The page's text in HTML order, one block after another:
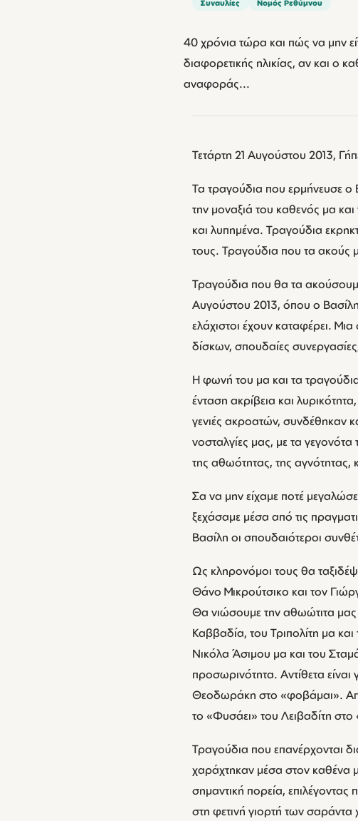
Συναυλίες Νομός Ρεθύμνου
40 χρόνια τώρα και πώς να μην
διαφορετικής ηλικίας, αν και ο
αναφοράς...
Τετάρτη 21 Αυγούστου 2013,
Τα τραγούδια που ερμήνευσε ο
την μοναξιά του καθενός μα
και λυπημένα. Τραγούδια
τους. Τραγούδια που τα ακούς
Τραγούδια που θα τα
Αυγούστου 2013, όπου ο
ελάχιστοι έχουν καταφέρει.
δίσκων, σπουδαίες
Η φωνή του μα και τα
ένταση ακρίβεια και
γενιές ακροατών, συνδέθηκαν
νοσταλγίες μας, με τα
της αθωότητας, της
Σα να μην είχαμε ποτέ
ξεχάσαμε μέσα από τις
Βασίλη οι σπουδαιότεροι
Ως κληρονόμοι τους θα
Θάνο Μικρούτσικο και τον
Θα νιώσουμε την αθωώτιτα μας
Καββαδία, του Τριπολίτη μα
Νικόλα Άσιμου μα και του
προσωρινότητα. Αντίθετα
Θεοδωράκη στο «φοβάμαι».
το «Φυσάει» του Λειβαδίτη στο
Τραγούδια που επανέρχονται
χαράχτηκαν μέσα στον καθένα
σημαντική πορεία,
στη φετινή γιορτή των